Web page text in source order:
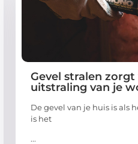
Gevel stralen
uitstraling van je
De gevel van je huis is als
is het
...